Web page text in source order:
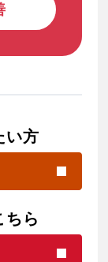
い方
ちら